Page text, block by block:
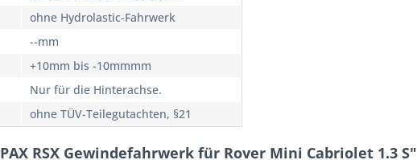
ohne Hydrolastic-Fahrwerk
--mm
+10mm bis -10mmmm
Nur für die Hinterachse.
ohne TÜV-Teilegutachten, §21
RSX Gewindefahrwerk für Rover Mini Cabriolet 1.3 S"